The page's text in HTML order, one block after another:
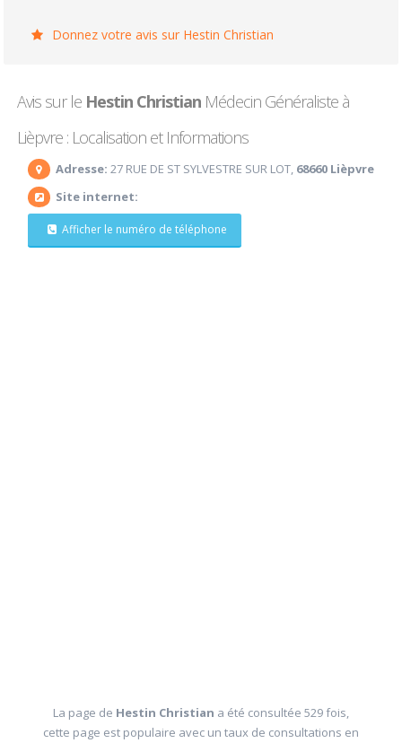
Donnez votre avis sur Hestin Christian
Avis sur le Hestin Christian Médecin Généraliste à
Lièpvre : Localisation et Informations
Adresse: 27 RUE DE ST SYLVESTRE SUR LOT, 68660 Lièpvre
Site internet:
Afficher le numéro de téléphone
La page de Hestin Christian a été consultée 529 fois,
cette page est populaire avec un taux de consultations en